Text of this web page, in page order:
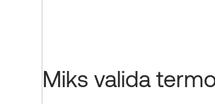
Miks valida